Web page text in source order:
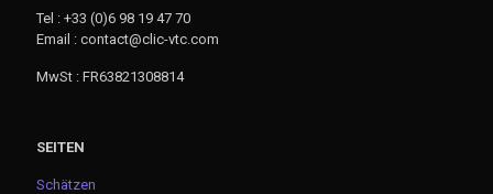
Tel : +33 (0)6 98 19 47 70
Email : contact@clic-vtc.com
MwSt : FR63821308814
SEITEN
Schätzen